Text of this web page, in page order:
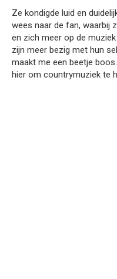
Ze kondigde luid en
wees naar de fan, waarbij
en zich meer op de
zijn meer bezig met hun
maakt me een beetje
hier om countrymuziek te